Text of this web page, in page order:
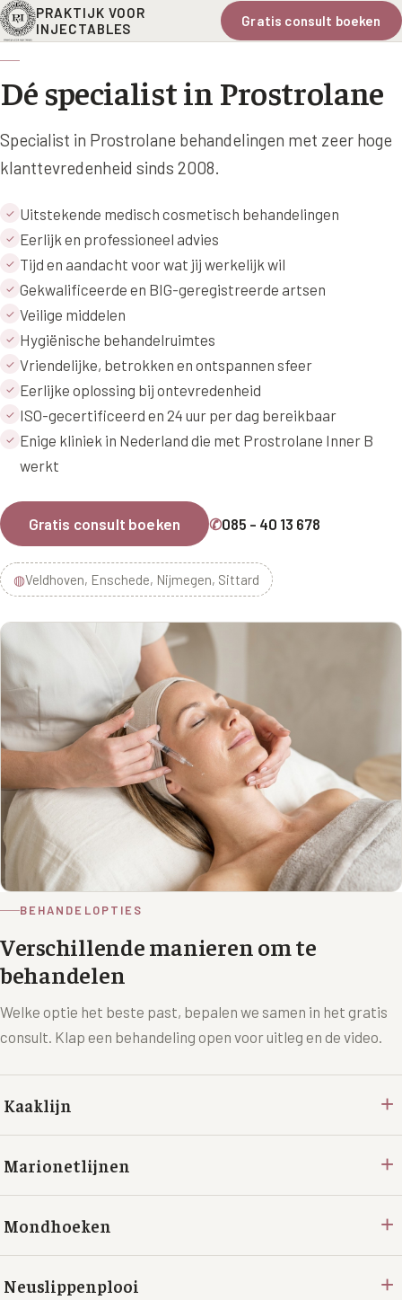
PRAKTIJK VOOR
INJECTABLES
Gratis consult boeken
Dé specialist in Prostrolane
Specialist in Prostrolane behandelingen met zeer hoge
klanttevredenheid sinds 2008.
✓ Uitstekende medisch cosmetisch behandelingen
✓ Eerlijk en professioneel advies
✓ Tijd en aandacht voor wat jij werkelijk wil
✓ Gekwalificeerde en BIG-geregistreerde artsen
✓ Veilige middelen
✓ Hygiënische behandelruimtes
✓ Vriendelijke, betrokken en ontspannen sfeer
✓ Eerlijke oplossing bij ontevredenheid
✓ ISO-gecertificeerd en 24 uur per dag bereikbaar
✓ Enige kliniek in Nederland die met Prostrolane Inner B
werkt
Gratis consult boeken ✆085 - 40 13 678
◍Veldhoven, Enschede, Nijmegen, Sittard
BEHANDELOPTIES
Verschillende manieren om te
behandelen
Welke optie het beste past, bepalen we samen in het gratis
consult. Klap een behandeling open voor uitleg en de video.
Kaaklijn +
Marionetlijnen +
Mondhoeken +
Neuslippenplooi +